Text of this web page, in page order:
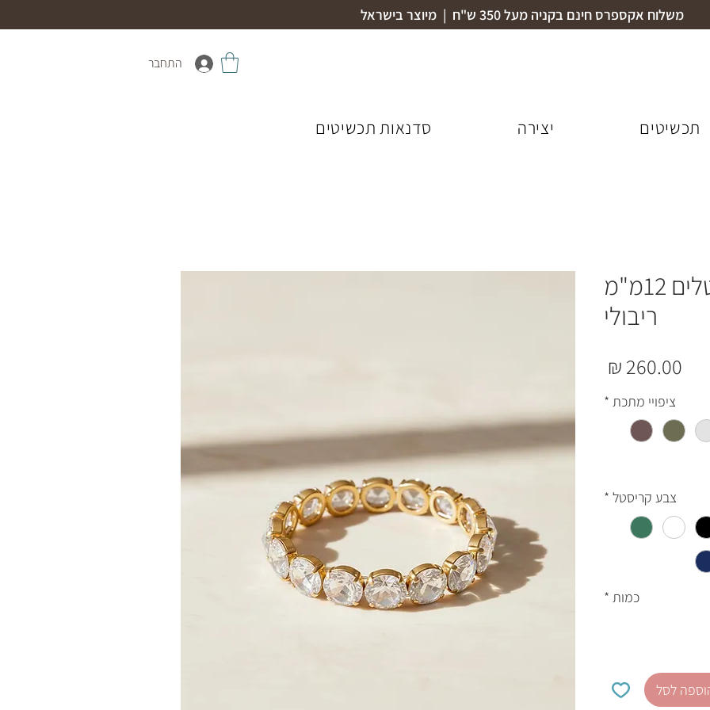
משלוח אקספרס חינם בקניה מעל 350 ש"ח | מיוצר בישראל
התחבר
סדנאות תכשיטים יצירה תכשיטים
צמיד טניס קריסטלים 12מ"מ
ריבולי
ציפויי מתכת *
צבע קריסטל *
כמות *
לסל